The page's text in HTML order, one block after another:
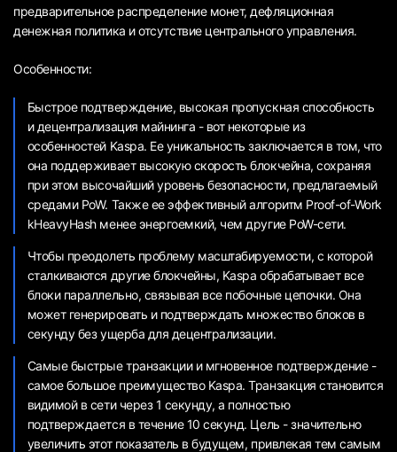
предварительное распределение монет, дефляционная
денежная политика и отсутствие центрального управления.
Особенности:
Быстрое подтверждение, высокая пропускная способность
и децентрализация майнинга - вот некоторые из
особенностей Kaspa. Ее уникальность заключается в том, что
она поддерживает высокую скорость блокчейна, сохраняя
при этом высочайший уровень безопасности, предлагаемый
средами PoW. Также ее эффективный алгоритм Proof-of-Work
kHeavyHash менее энергоемкий, чем другие PoW-сети.
Чтобы преодолеть проблему масштабируемости, с которой
сталкиваются другие блокчейны, Kaspa обрабатывает все
блоки параллельно, связывая все побочные цепочки. Она
может генерировать и подтверждать множество блоков в
секунду без ущерба для децентрализации.
Самые быстрые транзакции и мгновенное подтверждение -
самое большое преимущество Kaspa. Транзакция становится
видимой в сети через 1 секунду, а полностью
подтверждается в течение 10 секунд. Цель - значительно
увеличить этот показатель в будущем, привлекая тем самым